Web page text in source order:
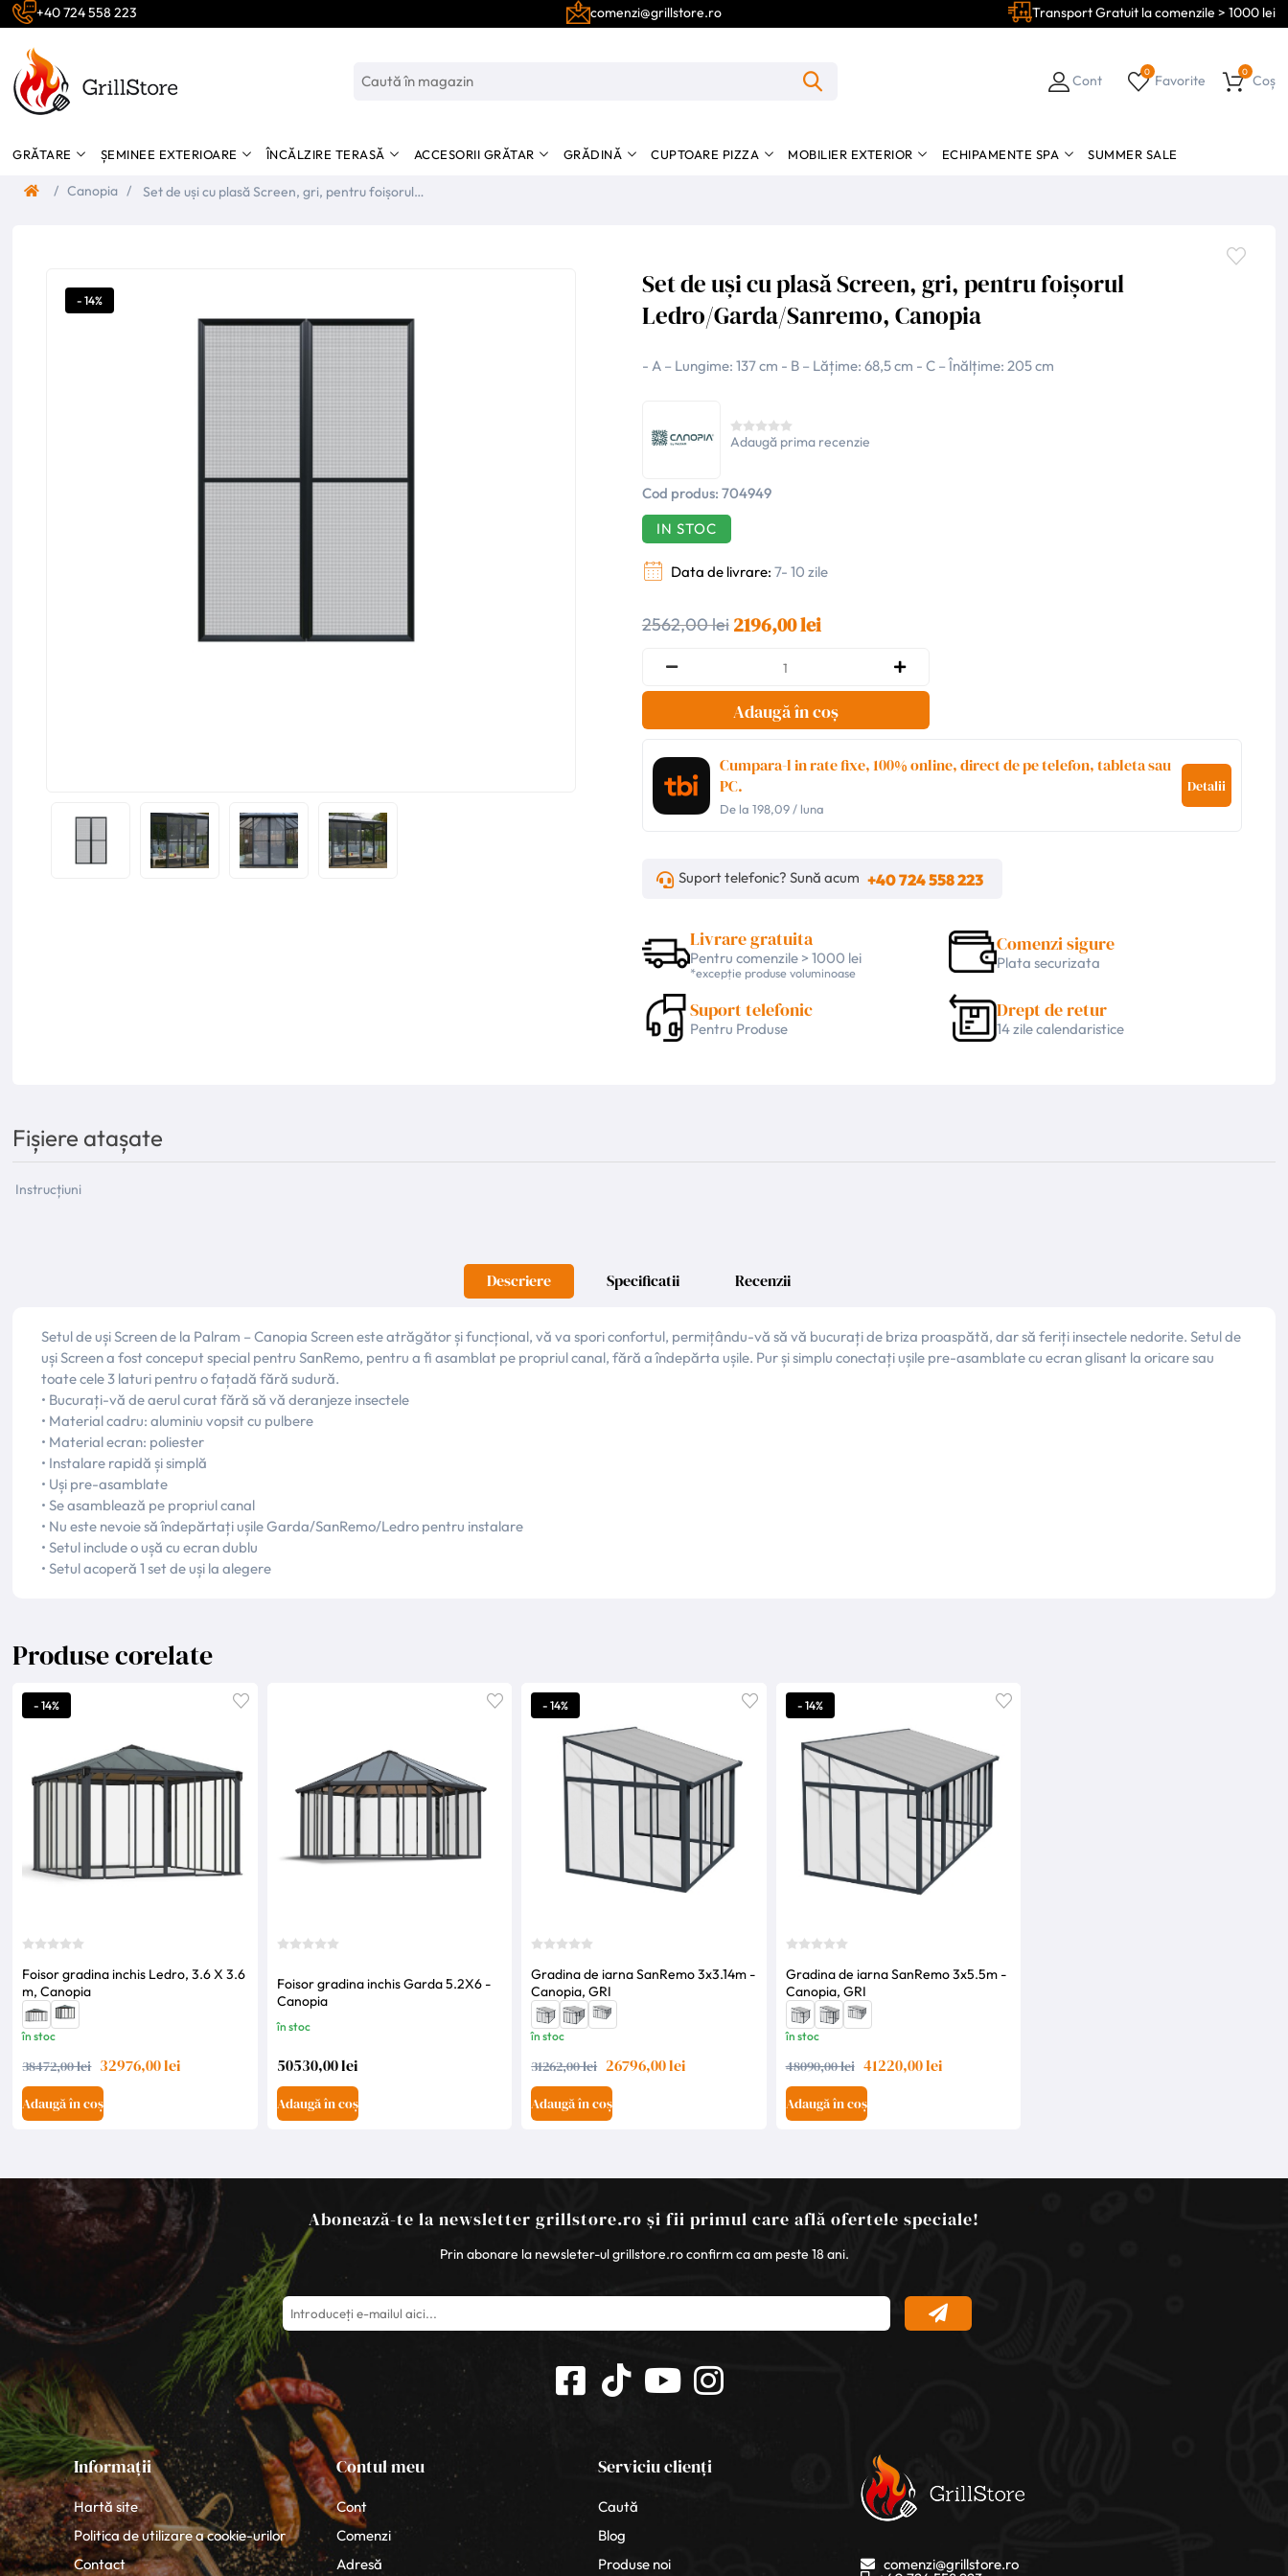
+40 724 558 223 comenzi@grillstore.ro Transport Gratuit la comenzile > 1000 lei
Cont Favorite
0
Coș
0
GRĂTARE ȘEMINEE EXTERIOARE ÎNCĂLZIRE TERASĂ ACCESORII GRĂTAR GRĂDINĂ CUPTOARE PIZZA MOBILIER EXTERIOR ECHIPAMENTE SPA SUMMER SALE
/ Canopia /
Set de uși cu plasă Screen, gri, pentru foișorul
- 14%
Set de uși cu plasă Screen, gri, pentru foișorul
Ledro/Garda/Sanremo, Canopia
- A – Lungime: 137 cm - B – Lățime: 68,5 cm - C – Înălțime: 205 cm
Adaugă prima recenzie
Cod produs: 704949
IN STOC
Data de livrare: 7- 10 zile
2562,00 lei 2196,00 lei
Adaugă în coș
Cumpara-l in rate fixe, 100% online, direct de pe telefon, tableta sau
PC.
De la 198,09/ luna
Detalii
Suport telefonic? Sună acum +40 724 558 223
Livrare gratuita
Pentru comenzile > 1000 lei
*excepție produse voluminoase
Comenzi sigure
Plata securizata
Suport telefonic
Pentru Produse
Drept de retur
14 zile calendaristice
Fișiere atașate
Instrucțiuni
Descriere Specificatii Recenzii
Setul de uși Screen de la Palram – Canopia Screen este atrăgător și funcțional, vă va spori confortul, permițându-vă să vă bucurați de briza proaspătă, dar să feriți insectele nedorite. Setul de
uși Screen a fost conceput special pentru SanRemo, pentru a fi asamblat pe propriul canal, fără a îndepărta ușile. Pur și simplu conectați ușile pre-asamblate cu ecran glisant la oricare sau
toate cele 3 laturi pentru o fațadă fără sudură.
• Bucurați-vă de aerul curat fără să vă deranjeze insectele
• Material cadru: aluminiu vopsit cu pulbere
• Material ecran: poliester
• Instalare rapidă și simplă
• Uși pre-asamblate
• Se asamblează pe propriul canal
• Nu este nevoie să îndepărtați ușile Garda/SanRemo/Ledro pentru instalare
• Setul include o ușă cu ecran dublu
• Setul acoperă 1 set de uși la alegere
Produse corelate
- 14%
Foisor gradina inchis Ledro, 3.6 X 3.6
m, Canopia
în stoc
38472,00 lei 32976,00 lei
Adaugă în coș
Foisor gradina inchis Garda 5.2X6 -
Canopia
în stoc
50530,00 lei
Adaugă în coș
- 14%
Gradina de iarna SanRemo 3x3.14m -
Canopia, GRI
în stoc
31262,00 lei 26796,00 lei
Adaugă în coș
- 14%
Gradina de iarna SanRemo 3x5.5m -
Canopia, GRI
în stoc
48090,00 lei 41220,00 lei
Adaugă în coș
Abonează-te la newsletter grillstore.ro și fii primul care află ofertele speciale!
Prin abonare la newsleter-ul grillstore.ro confirm ca am peste 18 ani.
Informații
Hartă site
Politica de utilizare a cookie-urilor
Contact
Contul meu
Cont
Comenzi
Adresă
Serviciu clienți
Caută
Blog
Produse noi
comenzi@grillstore.ro